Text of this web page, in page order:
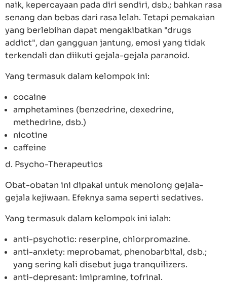
naik, kepercayaan pada diri sendiri, dsb.; bahkan rasa
senang dan bebas dari rasa lelah. Tetapi pemakaian
yang berlebihan dapat mengakibatkan "drugs
addict", dan gangguan jantung, emosi yang tidak
terkendali dan diikuti gejala-gejala paranoid.
Yang termasuk dalam kelompok ini:
cocaine
amphetamines (benzedrine, dexedrine,
methedrine, dsb.)
nicotine
caffeine
d. Psycho-Therapeutics
Obat-obatan ini dipakai untuk menolong gejala-
gejala kejiwaan. Efeknya sama seperti sedatives.
Yang termasuk dalam kelompok ini ialah:
anti-psychotic: reserpine, chlorpromazine.
anti-anxiety: meprobamat, phenobarbital, dsb.;
yang sering kali disebut juga tranquilizers.
anti-depresant: imipramine, tofrinal.